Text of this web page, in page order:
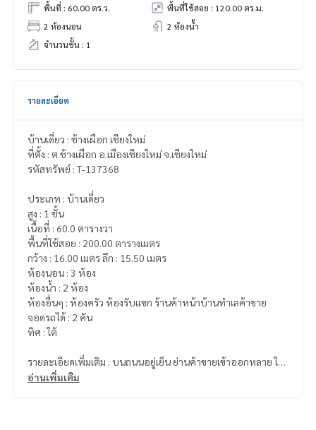
พื้นที่ : 60.00 ตร.ว.
พื้นที่ใช้สอย : 120.00 ตร.ม.
2 ห้องนอน
2 ห้องน้ำ
จำนวนชั้น : 1
รายละเอียด
บ้านเดี่ยว : ช้างเผือก เชียงใหม่
ที่ตั้ง : ต.ช้างเผือก อ.เมืองเชียงใหม่ จ.เชียงใหม่
รหัสทรัพย์ : T-137368
ประเภท : บ้านเดี่ยว
สูง : 1 ชั้น
เนื้อที่ : 60.0 ตารางวา
พื้นที่ใช้สอย : 200.00 ตารางเมตร
กว้าง : 16.00 เมตร ลึก : 15.50 เมตร
ห้องนอน : 3 ห้อง
ห้องน้ำ : 2 ห้อง
ห้องอื่นๆ : ห้องครัว ห้องรับแขก ร้านค้าหน้าบ้านทำเลค้าขาย
จอดรถได้ : 2 คัน
ทิศ : ใต้
รายละเอียดเพิ่มเติม : บนถนนอยู่เย็น ย่านค้าขายเข้าออกหลาย ใก
ล้ศูนย์ราชการแหล่งการค้า เข้าออกหลายทางไปมาสะดวก
อ่านเพิ่มเติม